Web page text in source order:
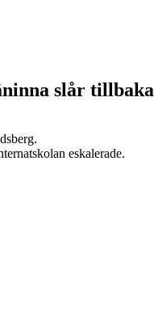
slår tillbaka
eskalerade.